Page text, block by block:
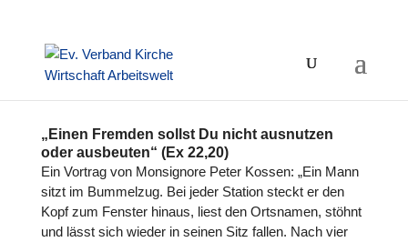
„Einen Fremden sollst Du nicht ausnutzen
oder ausbeuten“ (Ex 22,20)
Ein Vortrag von Mon­si­gnore Peter Kossen: „Ein Mann
sitzt im Bum­mel­zug. Bei jeder Station steckt er den
Kopf zum Fenster hinaus, liest den Orts­na­men, stöhnt
und lässt sich wieder in seinen Sitz fallen. Nach vier